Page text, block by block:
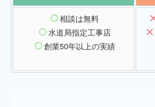
相談は無料
水道局指定工事店
創業50年以上の実績